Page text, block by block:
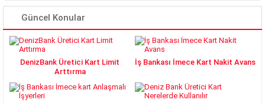
Olan Şubeler Hangisi?
Güncel Konular
DenizBank Üretici Kart Limit
Arttırma
İş Bankası İmece Kart Nakit Avans